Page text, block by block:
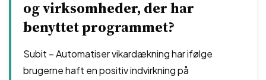
og virksomheder, der har
benyttet programmet?
Subit – Automatiser vikardækning har ifølge
brugerne haft en positiv indvirkning på